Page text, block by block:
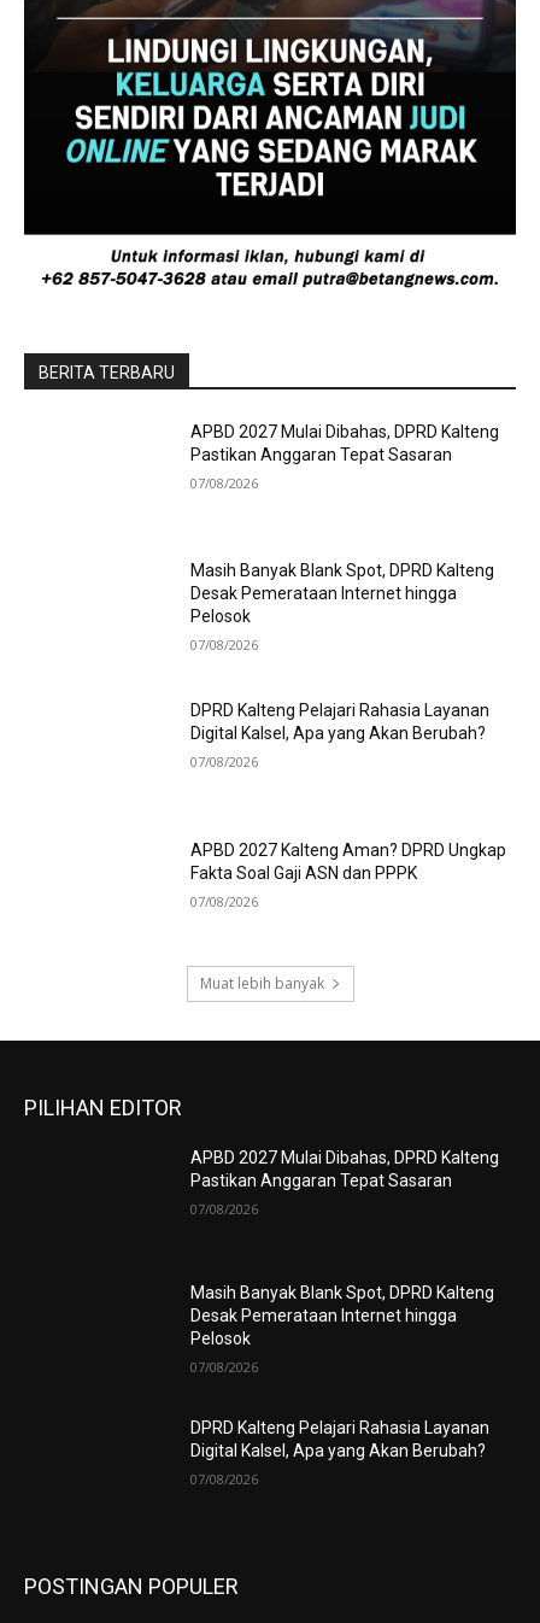
BERITA TERBARU
APBD 2027 Mulai Dibahas, DPRD Kalteng
Pastikan Anggaran Tepat Sasaran
07/08/2026
Masih Banyak Blank Spot, DPRD Kalteng
Desak Pemerataan Internet hingga
Pelosok
07/08/2026
DPRD Kalteng Pelajari Rahasia Layanan
Digital Kalsel, Apa yang Akan Berubah?
07/08/2026
APBD 2027 Kalteng Aman? DPRD Ungkap
Fakta Soal Gaji ASN dan PPPK
07/08/2026
Muat lebih banyak
PILIHAN EDITOR
APBD 2027 Mulai Dibahas, DPRD Kalteng
Pastikan Anggaran Tepat Sasaran
07/08/2026
Masih Banyak Blank Spot, DPRD Kalteng
Desak Pemerataan Internet hingga
Pelosok
07/08/2026
DPRD Kalteng Pelajari Rahasia Layanan
Digital Kalsel, Apa yang Akan Berubah?
07/08/2026
POSTINGAN POPULER